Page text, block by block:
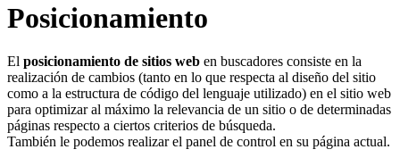
Posicionamiento
El posicionamiento de sitios web en buscadores consiste en la
realización de cambios (tanto en lo que respecta al diseño del sitio
como a la estructura de código del lenguaje utilizado) en el sitio web
para optimizar al máximo la relevancia de un sitio o de determinadas
páginas respecto a ciertos criterios de búsqueda.
También le podemos realizar el panel de control en su página actual.